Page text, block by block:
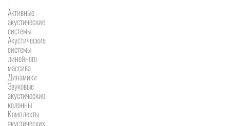
Активные
акустические
системы
Акустические
системы
линейного
массива
Динамики
Звуковые
акустические
колонны
Комплекты
акустических